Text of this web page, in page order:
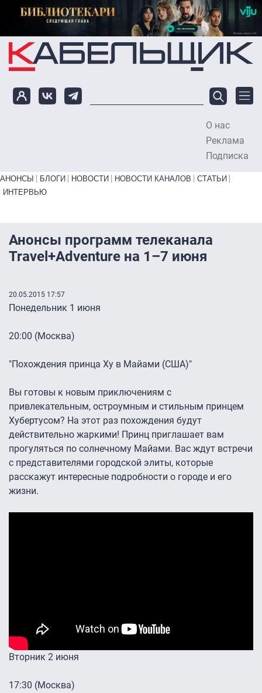
Перейти к основному содержанию
О нас
Реклама
Подписка
Primary links bottom
АНОНСЫ БЛОГИ НОВОСТИ НОВОСТИ КАНАЛОВ
СТАТЬИ
ИНТЕРВЬЮ
Анонсы программ телеканала
Travel+Adventure на 1–7 июня
20.05.2015 17:57
Понедельник 1 июня
20:00 (Москва)
"Похождения принца Ху в Майами (США)"
Вы готовы к новым приключениям с
привлекательным, остроумным и стильным принцем
Хубертусом? На этот раз похождения будут
действительно жаркими! Принц приглашает вам
прогуляться по солнечному Майами. Вас ждут встречи
с представителями городской элиты, которые
расскажут интересные подробности о городе и его
жизни.
Вторник 2 июня
17:30 (Москва)